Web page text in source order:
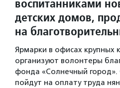
детских домов,
на
Ярмарки в офисах крупных
организуют волонтеры
фонда «Солнечный город».
пойдут на оплату труда